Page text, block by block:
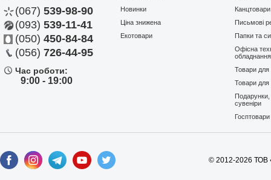
(067) 539-98-90
(093) 539-11-41
(050) 450-84-84
(056) 726-44-95
Час роботи:
9:00 - 19:00
Новинки
Ціна знижена
Екотовари
Канцтовари
Письмові
Папки та
Офісна
обладнання
Товари
Товари для
Подарунки,
сувеніри
© 2012-2026 ТОВ